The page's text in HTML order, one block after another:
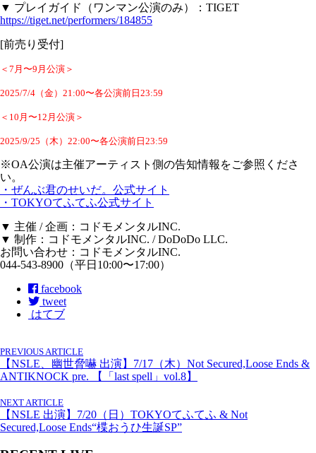
▼ プレイガイド（ワンマン公演のみ）：TIGET
https://tiget.net/performers/184855
[前売り受付]
＜7月〜9月公演＞
2025/7/4（金）21:00〜各公演前日23:59
＜10月〜12月公演＞
2025/9/25（木）22:00〜各公演前日23:59
※OA公演は主催アーティスト側の告知情報をご参照くださ
い。
・ぜんぶ君のせいだ。公式サイト
・TOKYOてふてふ公式サイト
▼ 主催 / 企画：コドモメンタルINC.
▼ 制作：コドモメンタルINC. / DoDoDo LLC.
お問い合わせ：コドモメンタルINC.
044-543-8900（平日10:00〜17:00）
facebook
tweet
はてブ
PREVIOUS ARTICLE
【NSLE、幽世脅嚇 出演】7/17（木）Not Secured,Loose Ends &
ANTIKNOCK pre. 【「last spell」vol.8】
NEXT ARTICLE
【NSLE 出演】7/20（日）TOKYOてふてふ & Not
Secured,Loose Ends“楪おうひ生誕SP”